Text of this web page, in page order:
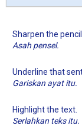
Sharpen the pencil.
Asah pensel.
Underline that
Gariskan ayat itu.
Highlight the text.
Serlahkan teks itu.